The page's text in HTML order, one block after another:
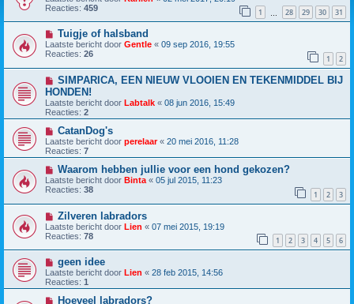
Reacties: 459 1 28 29 30 31
Tuigje of halsband
Laatste bericht door Gentle « 09 sep 2016, 19:55
Reacties: 26 1 2
SIMPARICA, EEN NIEUW VLOOIEN EN TEKENMIDDEL BIJ
HONDEN!
Laatste bericht door Labtalk « 08 jun 2016, 15:49
Reacties: 2
CatanDog's
Laatste bericht door perelaar« 20 mei 2016, 11:28
Reacties: 7
Waarom hebben jullie voor een hond gekozen?
Laatste bericht door Binta « 05 jul 2015, 11:23
Reacties: 38 1 2 3
Zilveren labradors
Laatste bericht door Lien « 07 mei 2015, 19:19
Reacties: 78 1 2 3 4 5 6
geen idee
Laatste bericht door Lien « 28 feb 2015, 14:56
Reacties: 1
Hoeveel labradors?